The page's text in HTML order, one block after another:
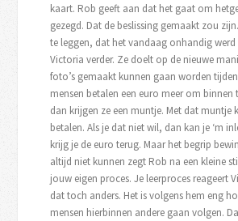
kaart. Rob geeft aan dat het gaat om
gezegd. Dat de beslissing gemaakt zou
te leggen, dat het vandaag onhandig
Victoria verder. Ze doelt op de nieuwe
foto’s gemaakt kunnen gaan worden
mensen betalen een euro meer om
dan krijgen ze een muntje. Met dat muntje
betalen. Als je dat niet wil, dan kan je ‘m
krijg je de euro terug. Maar het begrip
altijd niet kunnen zegt Rob na een kleine
jouw eigen proces. Je leerproces reageert
dat toch anders. Het is volgens hem eng
mensen hierbinnen andere gaan volgen.